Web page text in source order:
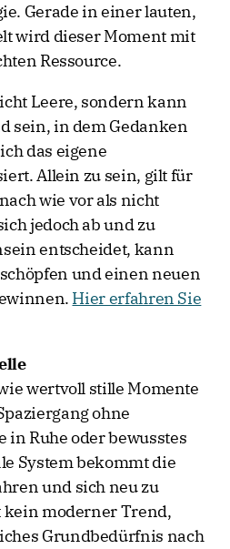
Gerade in einer lauten,
wird dieser Moment mit
Ressource.
Leere, sondern kann
sein, in dem Gedanken
das eigene
Allein zu sein, gilt für
wie vor als nicht
jedoch ab und zu
entscheidet, kann
und einen neuen
Hier erfahren Sie
wertvoll stille Momente
ohne
in Ruhe oder bewusstes
System bekommt die
und sich neu zu
moderner Trend,
Grundbedürfnis nach